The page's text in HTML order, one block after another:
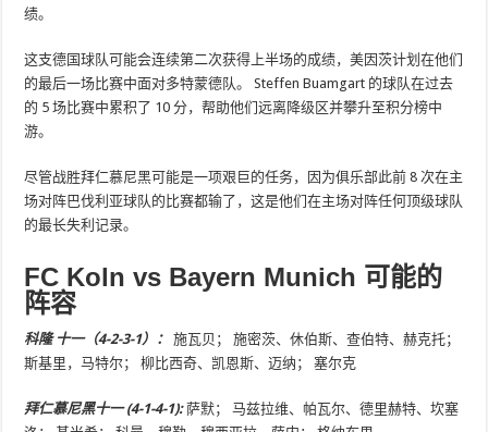
绩。
这支德国球队可能会连续第二次获得上半场的成绩，美因茨计划在他们
的最后一场比赛中面对多特蒙德队。 Steffen Buamgart 的球队在过去
的 5 场比赛中累积了 10 分，帮助他们远离降级区并攀升至积分榜中
游。
尽管战胜拜仁慕尼黑可能是一项艰巨的任务，因为俱乐部此前 8 次在主
场对阵巴伐利亚球队的比赛都输了，这是他们在主场对阵任何顶级球队
的最长失利记录。
FC Koln vs Bayern Munich 可能的
阵容
科隆十一（4-2-3-1）：施瓦贝； 施密茨、休伯斯、查伯特、赫克托；
斯基里，马特尔； 柳比西奇、凯恩斯、迈纳； 塞尔克
拜仁慕尼黑十一 (4-1-4-1): 萨默； 马兹拉维、帕瓦尔、德里赫特、坎塞